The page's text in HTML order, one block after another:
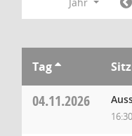
Tag
04.11.2026